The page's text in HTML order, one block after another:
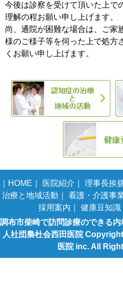
今後は診察を受けて頂いた上で
理解の程お願い申し上げます。
尚、通院が困難な場合は、ご家
様のご様子等を伺った上で処方
くお願い申し上げます。
HOME 医院紹介 理事長挨
治療と地域活動
看護・介護事
採用案内
健康豆知識
調布市柴崎で訪問診療のできる
人社団梟杜会西田医院
医院 inc. All